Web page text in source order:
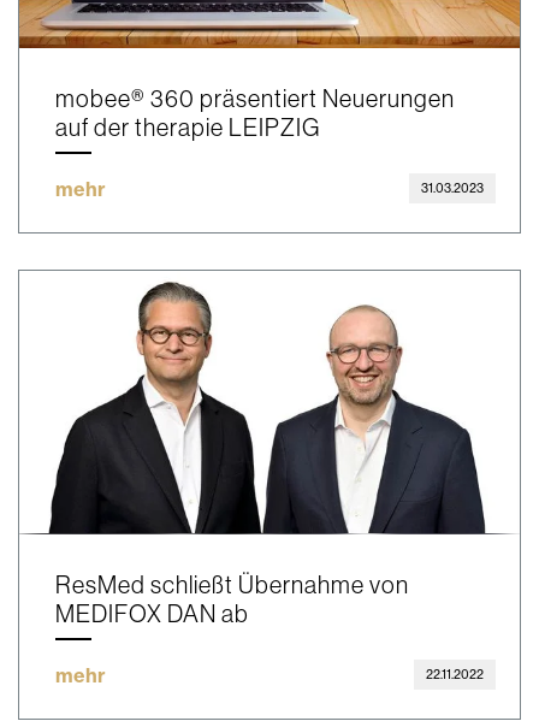
mobee® 360 präsentiert Neuerungen
auf der therapie LEIPZIG
mehr 31.03.2023
ResMed schließt Übernahme von
MEDIFOX DAN ab
mehr 22.11.2022